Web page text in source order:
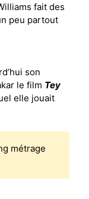
fait des
peu partout
son
le film Tey
elle jouait
métrage